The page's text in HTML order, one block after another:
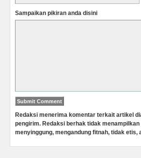
Sampaikan pikiran anda disini
Redaksi menerima komentar terkait artikel
pengirim. Redaksi berhak tidak
menyinggung, mengandung fitnah, tidak etis,